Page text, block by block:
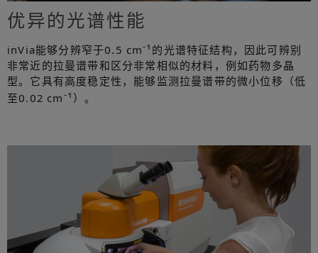
优异的光谱性能
inVia能够分辨窄于0.5 cm-1 的光谱特征结构，因此可辨别
非常近的拉曼谱带和区分非常相似的材料，例如药物多晶
型。它具有高度稳定性，能够监测拉曼谱带的微小位移（低
至0.02 cm-1 ）。